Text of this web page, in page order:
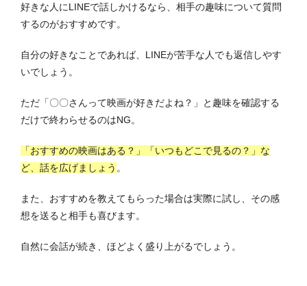
好きな人にLINEで話しかけるなら、相手の趣味について質問
するのがおすすめです。
自分の好きなことであれば、LINEが苦手な人でも返信しやす
いでしょう。
ただ「〇〇さんって映画が好きだよね？」と趣味を確認する
だけで終わらせるのはNG。
「おすすめの映画はある？」「いつもどこで見るの？」な
ど、話を広げましょう 。
また、おすすめを教えてもらった場合は実際に試し、その感
想を送ると相手も喜びます。
自然に会話が続き、ほどよく盛り上がるでしょう。